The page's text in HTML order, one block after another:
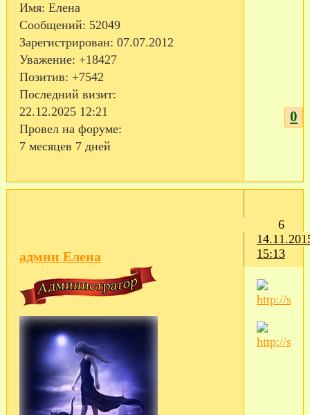
Имя: Елена
Сообщений: 52049
Зарегистрирован: 07.07.2012
Уважение: +18427
Позитив: +7542
Последний визит:
22.12.2025 12:21
Провел на форуме:
7 месяцев 7 дней
0
6
15:13
админ Елена